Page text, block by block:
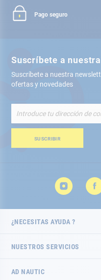
Pago seguro
Suscríbete a
Suscríbete a nuestra
ofertas y novedades
nuestro
de
SUSCRIBIR
¿NECESITAS AYUDA ?
NUESTROS SERVICIOS
AD NAUTIC